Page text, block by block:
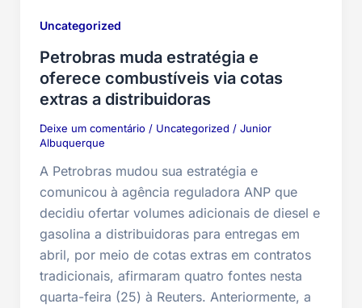
Uncategorized
Petrobras muda estratégia e
oferece combustíveis via cotas
extras a distribuidoras
Deixe um comentário / Uncategorized / Junior
Albuquerque
A Petrobras mudou sua estratégia e
comunicou à agência reguladora ANP que
decidiu ofertar volumes adicionais de diesel e
gasolina a distribuidoras para entregas em
abril, por meio de cotas extras em contratos
tradicionais, afirmaram quatro fontes nesta
quarta-feira (25) à Reuters. Anteriormente, a